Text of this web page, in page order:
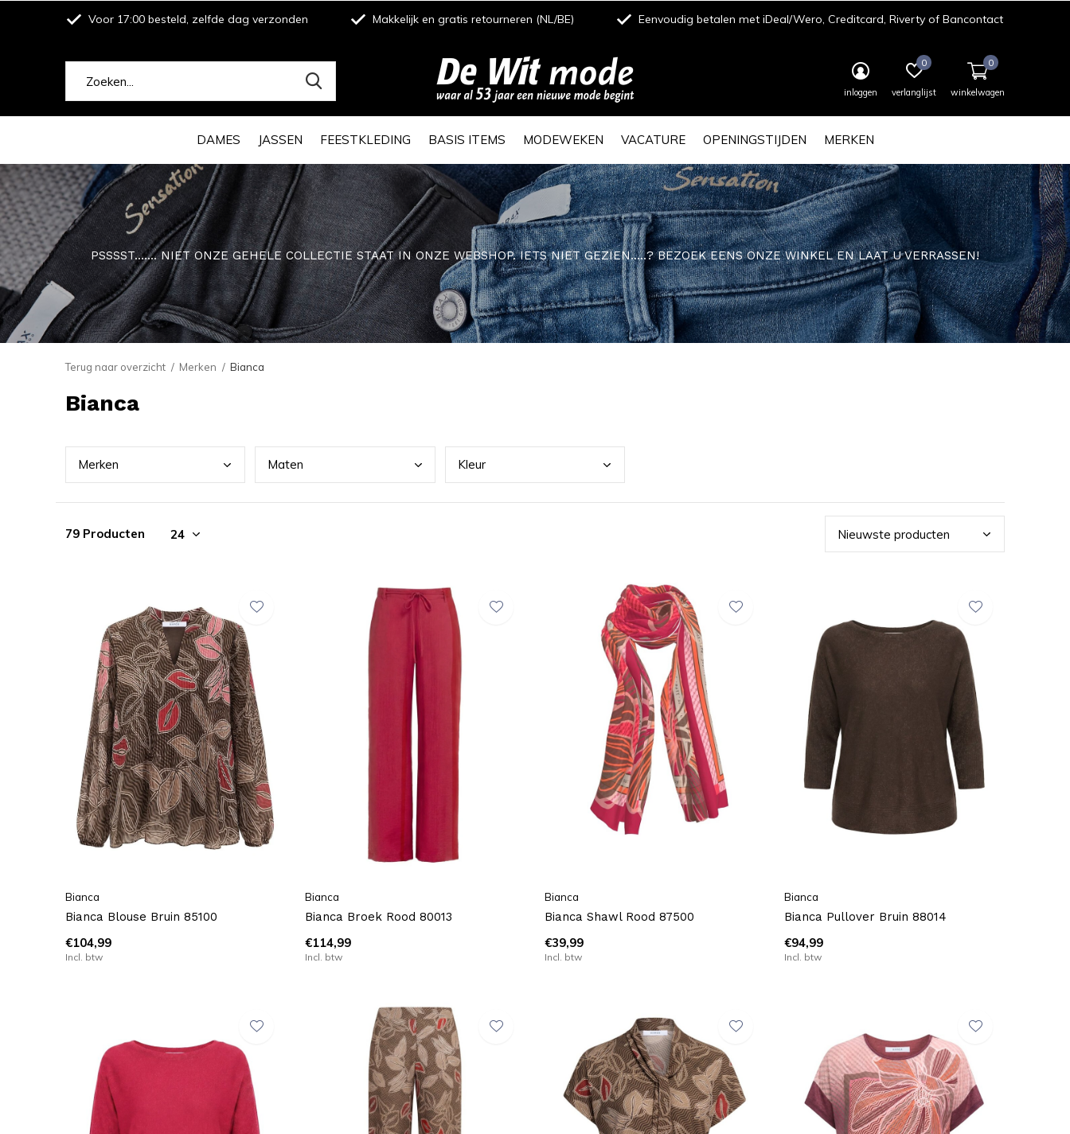
DAMES JASSEN FEESTKLEDING BASIS ITEMS MODEWEKEN VACATURE OPENINGSTIJDEN MERKEN
inloggen verlanglijst
0
winkelwagen
0
Voor 17:00 besteld, zelfde dag verzonden Makkelijk en gratis retourneren (NL/BE) Eenvoudig betalen met iDeal/Wero, Creditcard, Riverty of Bancontact
PSSSST....... NIET ONZE GEHELE COLLECTIE STAAT IN ONZE WEBSHOP. IETS NIET GEZIEN.....? BEZOEK EENS ONZE WINKEL EN LAAT U VERRASSEN!
Terug naar overzicht Merken Bianca
Bianca
Merken Maten Kleur
79 Producten
Bianca
Bianca Blouse Bruin 85100
€104,99
Incl. btw
Bianca
Bianca Broek Rood 80013
€114,99
Incl. btw
Bianca
Bianca Shawl Rood 87500
€39,99
Incl. btw
Bianca
Bianca Pullover Bruin 88014
€94,99
Incl. btw